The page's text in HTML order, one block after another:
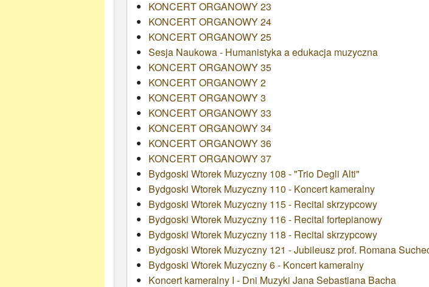
KONCERT ORGANOWY 23
KONCERT ORGANOWY 24
KONCERT ORGANOWY 25
Sesja Naukowa - Humanistyka a edukacja muzyczna
KONCERT ORGANOWY 35
KONCERT ORGANOWY 2
KONCERT ORGANOWY 3
KONCERT ORGANOWY 33
KONCERT ORGANOWY 34
KONCERT ORGANOWY 36
KONCERT ORGANOWY 37
Bydgoski Wtorek Muzyczny 108 - "Trio Degli Alti"
Bydgoski Wtorek Muzyczny 110 - Koncert kameralny
Bydgoski Wtorek Muzyczny 115 - Recital skrzypcowy
Bydgoski Wtorek Muzyczny 116 - Recital fortepianowy
Bydgoski Wtorek Muzyczny 118 - Recital skrzypcowy
Bydgoski Wtorek Muzyczny 121 - Jubileusz prof. Romana
Bydgoski Wtorek Muzyczny 6 - Koncert kameralny
Koncert kameralny I - Dni Muzyki Jana Sebastiana Bacha